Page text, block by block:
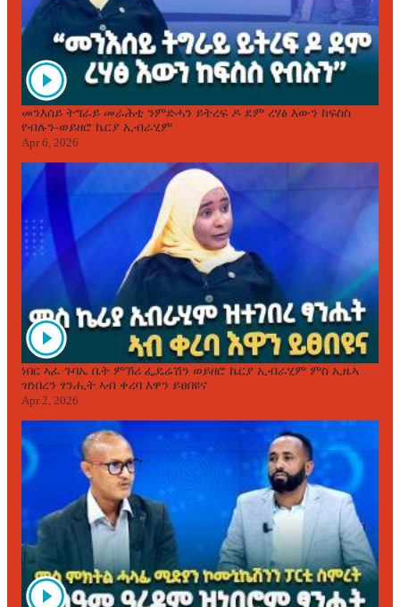
መንእሰይ ትግራይ መራሕቲ ንምድሓን ይትረፍ ዶ ደም ረሃፅ እውን ከፍስስ
የብሉን-ወይዘሮ ኬርያ ኢብራሂም
Apr 6, 2026
ነበር ኣፈ ጉባኤ ቤት ምኽሪ ፌዴሬሽን ወይዘሮ ኬርያ ኢብራሂም ምስ ኢዜኣ
ዝነበረን ፃንሒት ኣብ ቀረባ እዋን ይፀበዩና
Apr 2, 2026